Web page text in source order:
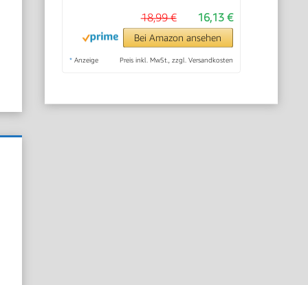
16,13 €
18,99 €
Bei Amazon ansehen
* Anzeige Preis inkl. MwSt., zzgl. Versandkosten